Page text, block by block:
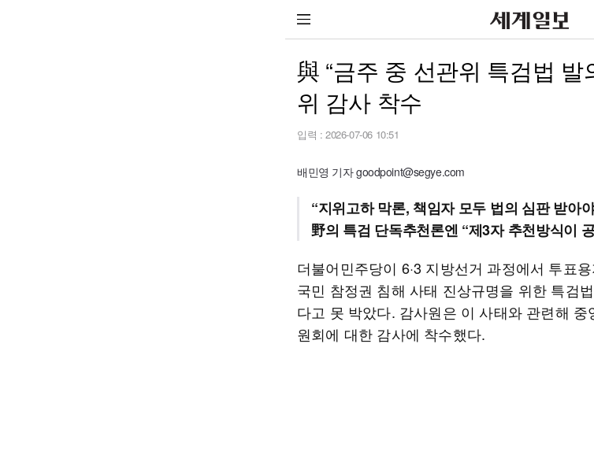
與 “금주 중 선관위 특검법 발
위 감사 착수
입력 : 2026-07-06 10:51
배민영 기자 goodpoint@segye.com
“지위고하 막론, 책임자 모두 법의 심판 받아
野의 특검 단독추천론엔 “제3자 추천방식이
더불어민주당이 6·3 지방선거 과정에서 투표
국민 참정권 침해 사태 진상규명을 위한 특검
다고 못 박았다. 감사원은 이 사태와 관련해
원회에 대한 감사에 착수했다.